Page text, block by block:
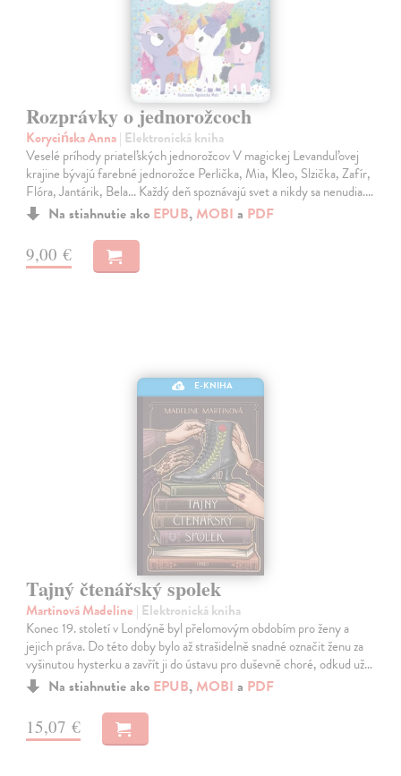
Rozprávky o jednorožcoch
Korycińska Anna| Elektronická kniha
Veselé príhody priateľských jednorožcov V magickej Levanduľovej
krajine bývajú farebné jednorožce Perlička, Mia, Kleo, Slzička, Zafír,
Flóra, Jantárik, Bela... Každý deň spoznávajú svet a nikdy sa nenudia.…
Na stiahnutie ako EPUB, MOBI a PDF
9,00 €
E-KNIHA
Tajný čtenářský spolek
Martinová Madeline | Elektronická kniha
Konec 19. století v Londýně byl přelomovým obdobím pro ženy a
jejich práva. Do této doby bylo až strašidelně snadné označit ženu za
vyšinutou hysterku a zavřít ji do ústavu pro duševně choré, odkud už…
Na stiahnutie ako EPUB, MOBI a PDF
15,07 €